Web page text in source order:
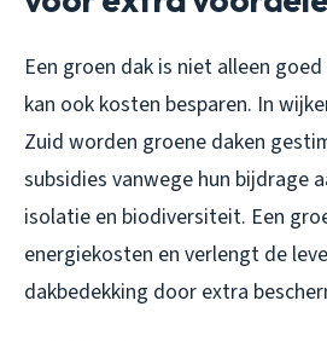
Een groen dak is niet alleen
kan ook kosten besparen. In
Zuid worden groene daken
subsidies vanwege hun bijdrage
isolatie en biodiversiteit. Een
energiekosten en verlengt de
dakbedekking door extra